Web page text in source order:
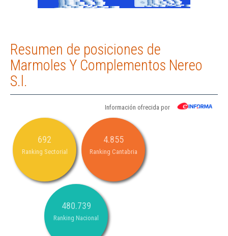
Resumen de posiciones de
Marmoles Y Complementos Nereo
S.l.
Información ofrecida por
692
Ranking Sectorial
4.855
Ranking Cantabria
480.739
Ranking Nacional